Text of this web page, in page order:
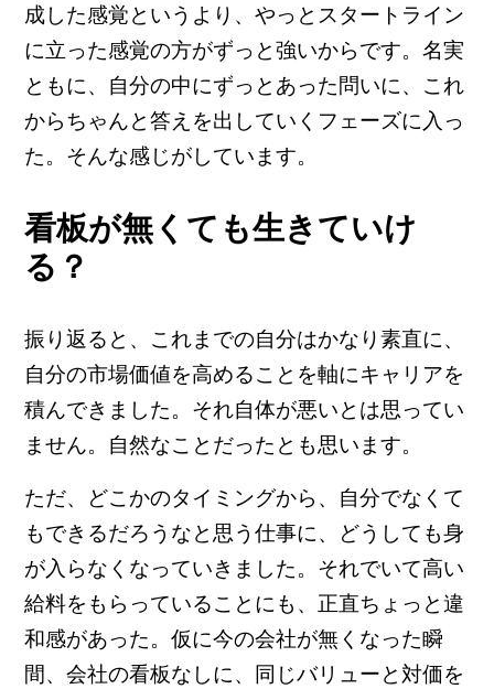
成した感覚というより、やっとスタートライン
に立った感覚の方がずっと強いからです。名実
ともに、自分の中にずっとあった問いに、これ
からちゃんと答えを出していくフェーズに入っ
た。そんな感じがしています。
看板が無くても生きていけ
る？
振り返ると、これまでの自分はかなり素直に、
自分の市場価値を高めることを軸にキャリアを
積んできました。それ自体が悪いとは思ってい
ません。自然なことだったとも思います。
ただ、どこかのタイミングから、自分でなくて
もできるだろうなと思う仕事に、どうしても身
が入らなくなっていきました。それでいて高い
給料をもらっていることにも、正直ちょっと違
和感があった。仮に今の会社が無くなった瞬
間、会社の看板なしに、同じバリューと対価を